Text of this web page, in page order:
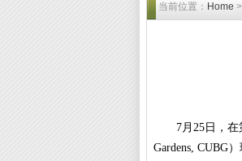
当前位置： Home >
7月 25 日，在
Gardens, CUBG